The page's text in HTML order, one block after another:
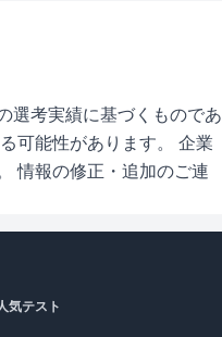
選考実績に基づくものであ
可能性があります。 企業
情報の修正・追加のご連
気テスト